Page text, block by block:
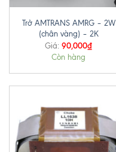
Trở AMTRANS AMRG – 2W
(chân vàng) – 2K
Giá: 90,000₫
Còn hàng